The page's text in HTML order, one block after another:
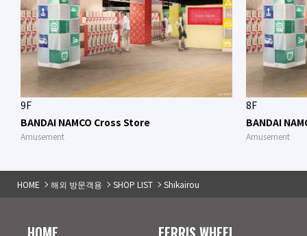
9F
BANDAI NAMCO Cross Store
Amusement
8F
BANDAI
Amusement
HOME 해외 방문객용 SHOP LIST Shikairou